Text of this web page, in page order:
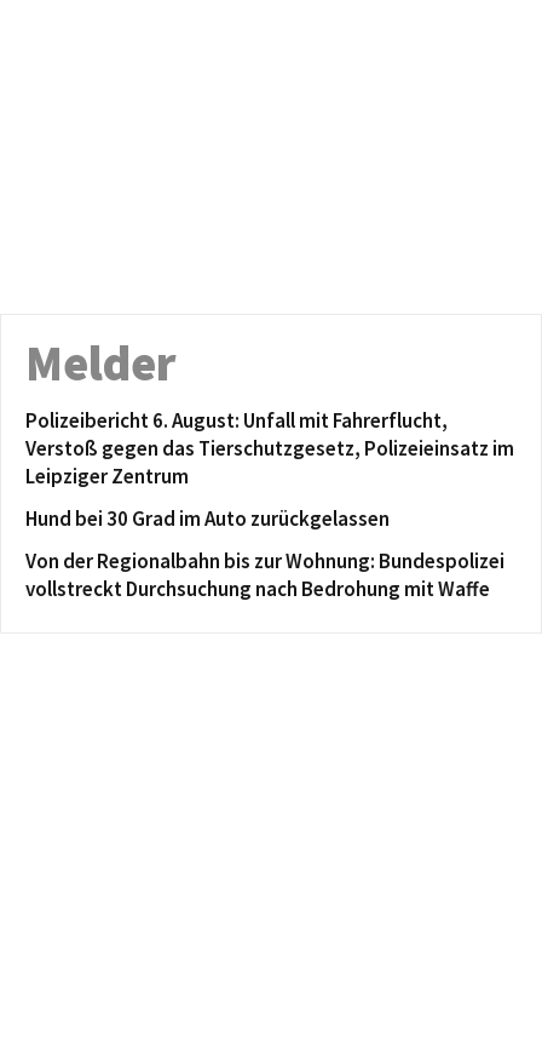
Melder
Polizeibericht 6. August: Unfall mit Fahrerflucht,
Verstoß gegen das Tierschutzgesetz, Polizeieinsatz im
Leipziger Zentrum
Hund bei 30 Grad im Auto zurückgelassen
Von der Regionalbahn bis zur Wohnung: Bundespolizei
vollstreckt Durchsuchung nach Bedrohung mit Waffe